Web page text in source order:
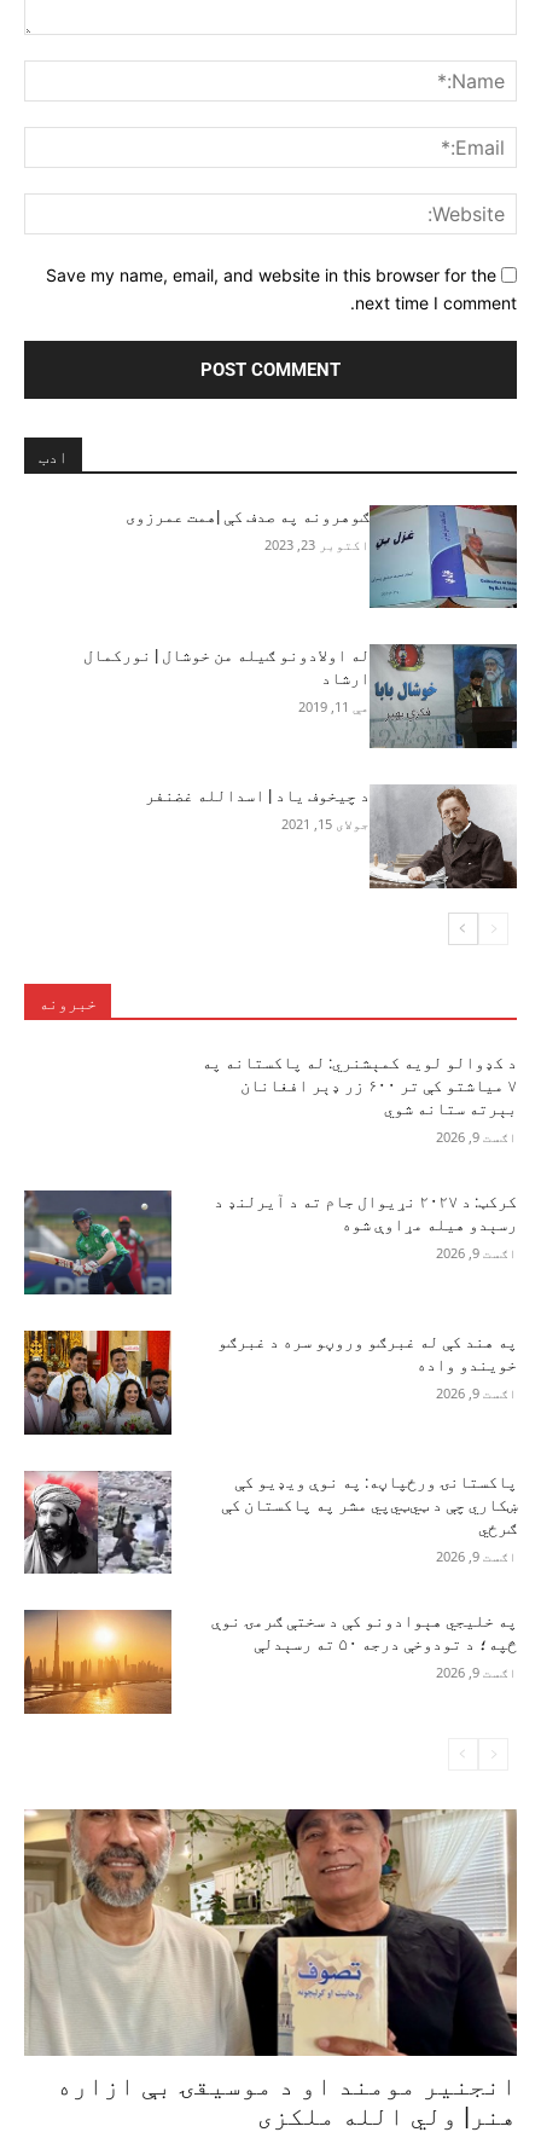
Save my name, email, and website in this browser for the
next time I comment.
ادب
ګوهرونه په صدف کې |همت عمرزوی
اکتوبر 23, 2023
له اولادونو ګیله من خوشال | نورکمال
ارشاد
مې 11, 2019
د چیخوف یاد | اسدالله غضنفر
جولای 15, 2021
خبرونه
د کډوالو لویه کمېشنري: له پاکستانه په
۷ میاشتو کې تر ۶۰۰ زر ډېر افغانان
بېرته ستانه شوي
اګست 9, 2026
کرکټ: د ۲۰۲۷ نړیوال جام ته د آیرلنډ د
رسېدو هیله مړاوې شوه
اګست 9, 2026
په هند کې له غبرګو وروڼو سره د غبرګو
خویندو واده
اګست 9, 2026
پاکستانۍ ورځپاڼه: په نوې ویډیو کې
ښکاري چې د ټي‌ټي‌پي مشر په پاکستان کې
ګرځي
اګست 9, 2026
په خلیجي هېوادونو کې د سختې ګرمۍ نوې
څپه؛ د تودوخې درجه ۵۰ ته رسېدلې
اګست 9, 2026
انجنیر مومند او د موسیقۍ بې‌ ازاره
هنر| ولي الله ملکزی